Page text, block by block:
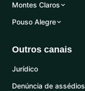
Montes Claros
Pouso Alegre
Outros canais
Jurídico
Denúncia de assédios